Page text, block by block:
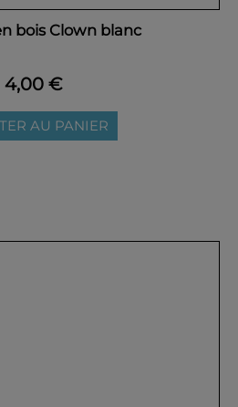
bois Clown blanc
4,00 €
AU PANIER